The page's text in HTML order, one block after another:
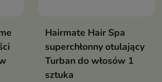
Hairmate Hair Spa
superchłonny otulający
Turban do włosów 1
sztuka